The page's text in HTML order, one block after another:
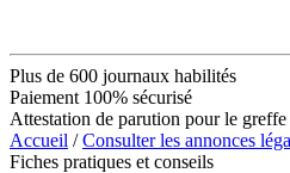
Plus de 600 journaux habilités
Paiement 100% sécurisé
Attestation de parution pour le
Accueil /Consulter les annonces
Fiches pratiques et conseils